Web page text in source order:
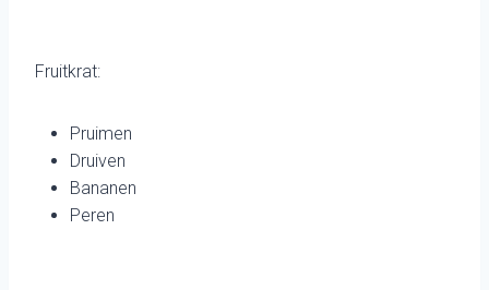
Fruitkrat:
Pruimen
Druiven
Bananen
Peren